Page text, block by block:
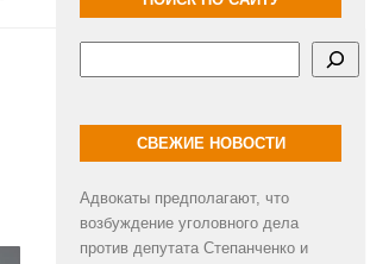
СВЕЖИЕ НОВОСТИ
Адвокаты предполагают, что
возбуждение уголовного дела
против депутата Степанченко и